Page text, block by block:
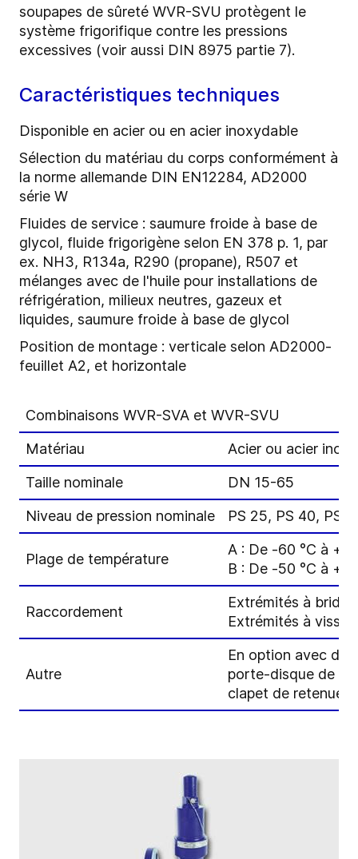
soupapes de sûreté WVR-SVU protègent le
système frigorifique contre les pressions
excessives (voir aussi DIN 8975 partie 7).
Caractéristiques techniques
Disponible en acier ou en acier inoxydable
Sélection du matériau du corps conformément à
la norme allemande DIN EN12284, AD2000
série W
Fluides de service : saumure froide à base de
glycol, fluide frigorigène selon EN 378 p. 1, par
ex. NH3, R134a, R290 (propane), R507 et
mélanges avec de l'huile pour installations de
réfrigération, milieux neutres, gazeux et
liquides, saumure froide à base de glycol
Position de montage : verticale selon AD2000-
feuillet A2, et horizontale
Combinaisons WVR-SVA et WVR-SVU
Matériau
Acier ou acier
Taille nominale
DN 15-65
Niveau de pression nominale
PS 25, PS 40, PS
Plage de température
A : De -60 °C à
B : De -50 °C à
Raccordement
Extrémités à
Extrémités à visser
Autre
En option avec
porte-disque de
clapet de retenue